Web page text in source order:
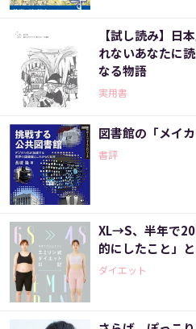
【試し読み】日
れないあなたに
なる物語
実用書
図書館の「メイ
書評
XL→S、半年で
的にしたこと」
ダイエット